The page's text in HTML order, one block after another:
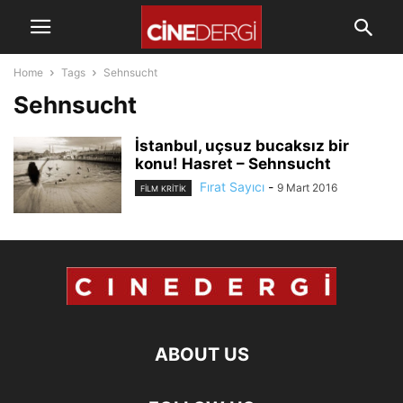
Home Tags Sehnsucht
Sehnsucht
İstanbul, uçsuz bucaksız bir
konu! Hasret – Sehnsucht
FILM KRITIK Fırat Sayıcı - 9 Mart 2016
ABOUT US